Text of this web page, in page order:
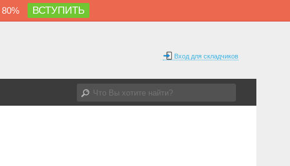
80% ВСТУПИТЬ
Вход для складчиков